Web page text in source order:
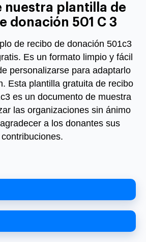
nuestra plantilla de
donación 501 C 3
de recibo de donación 501c3
Es un formato limpio y fácil
personalizarse para adaptarlo
Esta plantilla gratuita de recibo
es un documento de muestra
las organizaciones sin ánimo
a los donantes sus
contribuciones.